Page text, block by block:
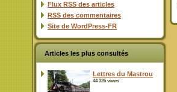
Flux RSS des articles
RSS des commentaires
Site de WordPress-FR
Articles les plus consultés
Lettres du Mastrou
44 326 views